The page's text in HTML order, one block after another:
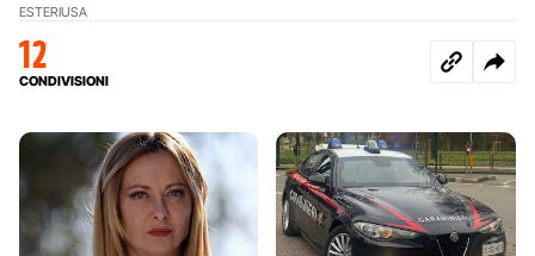
ESTERIUSA
12
CONDIVISIONI